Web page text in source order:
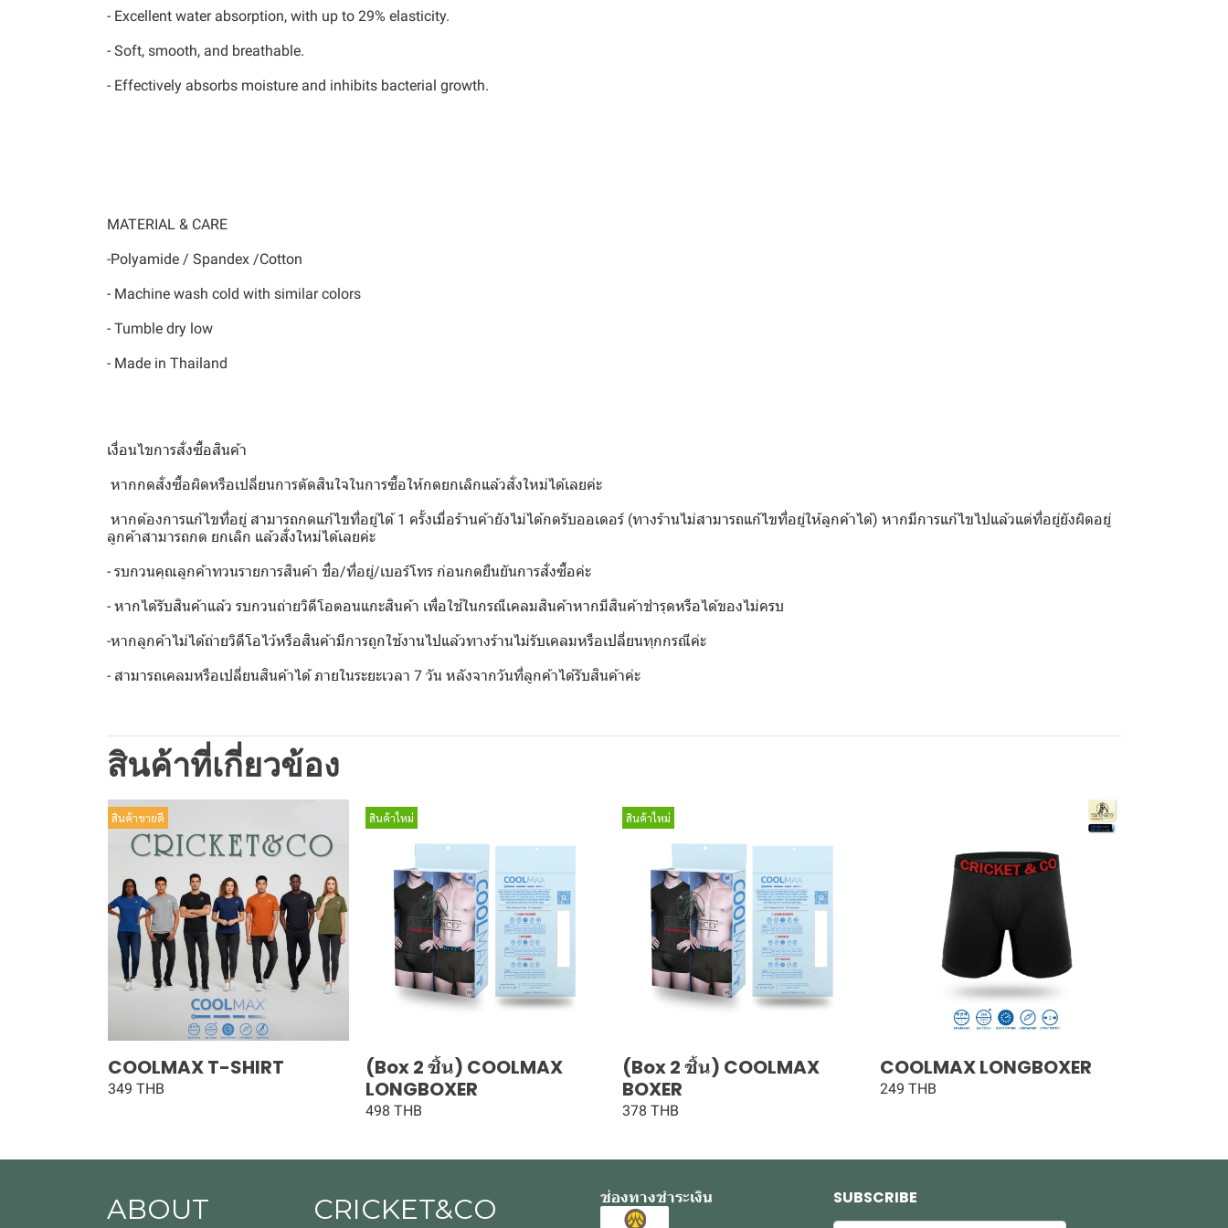
- Excellent water absorption, with up to 29% elasticity.
- Soft, smooth, and breathable.
- Effectively absorbs moisture and inhibits bacterial growth.
MATERIAL & CARE
-Polyamide / Spandex /Cotton
- Machine wash cold with similar colors
- Tumble dry low
- Made in Thailand
เงื่อนไขการสั่งซื้อสินค้า
️ หากกดสั่งซื้อผิดหรือเปลี่ยนการตัดสินใจในการซื้อให้กดยกเลิกแล้วสั่งใหม่ได้เลยค่ะ
️ หากต้องการแก้ไขที่อยู่ สามารถกดแก้ไขที่อยู่ได้ 1 ครั้งเมื่อร้านค้ายังไม่ได้กดรับออเดอร์ (ทางร้านไม่สามารถแก้ไขที่อยู่ให้ลูกค้าได้) หากมีการแก้ไขไปแล้วแต่ที่อยู่ยังผิดอยู่
ลูกค้าสามารถกด ยกเลิก แล้วสั่งใหม่ได้เลยค่ะ
- รบกวนคุณลูกค้าทวนรายการสินค้า ชื่อ/ที่อยู่/เบอร์โทร ก่อนกดยืนยันการสั่งซื้อค่ะ
- หากได้รับสินค้าแล้ว รบกวนถ่ายวิดีโอตอนแกะสินค้า เพื่อใช้ในกรณีเคลมสินค้าหากมีสินค้าชำรุดหรือได้ของไม่ครบ
-หากลูกค้าไม่ได้ถ่ายวิดีโอไว้หรือสินค้ามีการถูกใช้งานไปแล้วทางร้านไม่รับเคลมหรือเปลี่ยนทุกกรณีค่ะ️
- สามารถเคลมหรือเปลี่ยนสินค้าได้ ภายในระยะเวลา 7 วัน หลังจากวันที่ลูกค้าได้รับสินค้าค่ะ
สินค้าที่เกี่ยวข้อง
สินค้าขายดี
COOLMAX T-SHIRT
349 THB
สินค้าใหม่
(Box 2 ชิ้น) COOLMAX
LONGBOXER
498 THB
สินค้าใหม่
(Box 2 ชิ้น) COOLMAX
BOXER
378 THB
COOLMAX LONGBOXER
249 THB
ABOUT CRICKET&CO ช่องทางชำระเงิน SUBSCRIBE